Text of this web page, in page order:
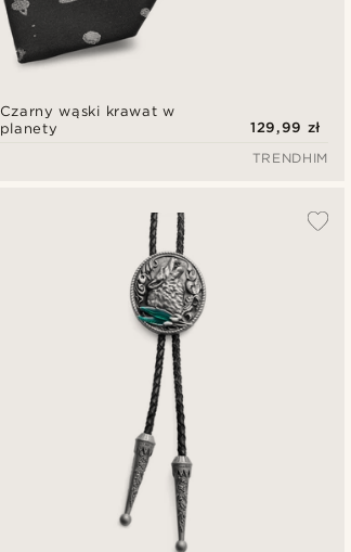
Czarny wąski krawat w
planety
129,99 zł
TRENDHIM